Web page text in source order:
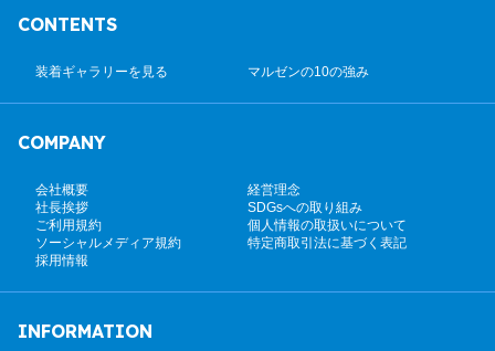
CONTENTS
装着ギャラリーを見る マルゼンの10の強み
COMPANY
会社概要
経営理念
社長挨拶
SDGsへの取り組み
ご利用規約
個人情報の取扱いについて
ソーシャルメディア規約
特定商取引法に基づく表記
採用情報
INFORMATION